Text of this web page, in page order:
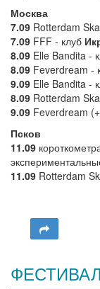
Москва
7.09 Rotterdam
7.09 FFF - клуб
8.09 Elle Bandita -
8.09 Feverdream -
9.09 Elle Bandita -
8.09 Rotterdam
9.09 Feverdream
Псков
11.09
11.09 Rotterdam